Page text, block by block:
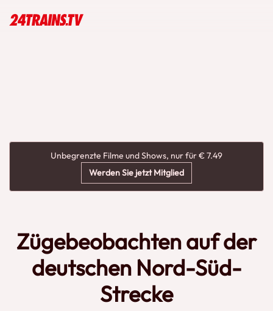
Unbegrenzte Filme und Shows, nur für € 7.49
Werden Sie jetzt Mitglied
Zügebeobachten auf der
deutschen Nord-Süd-
Strecke